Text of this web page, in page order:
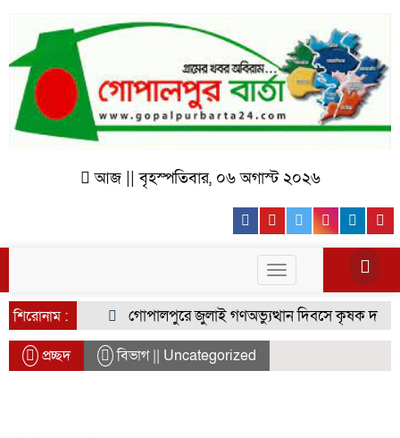
আজ || বৃহস্পতিবার, ০৬ অগাস্ট ২০২৬
Facebook
YoutubeTwitter
Toggle
navigation
শিরোনাম :
গোপালপুরে জুলাই গণঅভ্যুত্থান দিবসে কৃষক দলের
প্রচ্ছদ বিভাগ || Uncategorized